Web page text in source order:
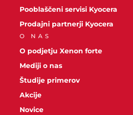
Pooblaščeni servisi Kyocera
Prodajni partnerji Kyocera
O NAS
O podjetju Xenon forte
Mediji o nas
Študije primerov
Akcije
Novice